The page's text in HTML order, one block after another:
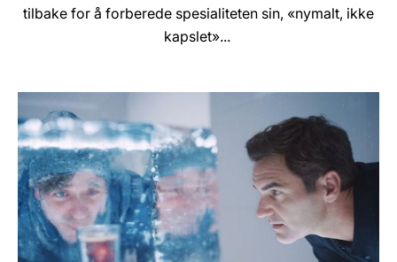
tilbake for å forberede spesialiteten sin, «nymalt, ikke
kapslet»...
informasjon